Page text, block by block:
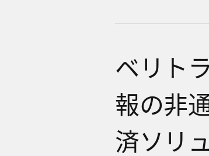
ベリト
報の非
済ソリ